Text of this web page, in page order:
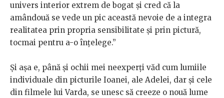
univers interior extrem de bogat și cred că la
amândouă se vede un pic această nevoie de a integra
realitatea prin propria sensibilitate și prin pictură,
tocmai pentru a-o înțelege.”
Și așa e, până și ochii mei neexperți văd cum lumiile
individuale din picturile Ioanei, ale Adelei, dar și cele
din filmele lui Varda, se unesc să creeze o nouă lume